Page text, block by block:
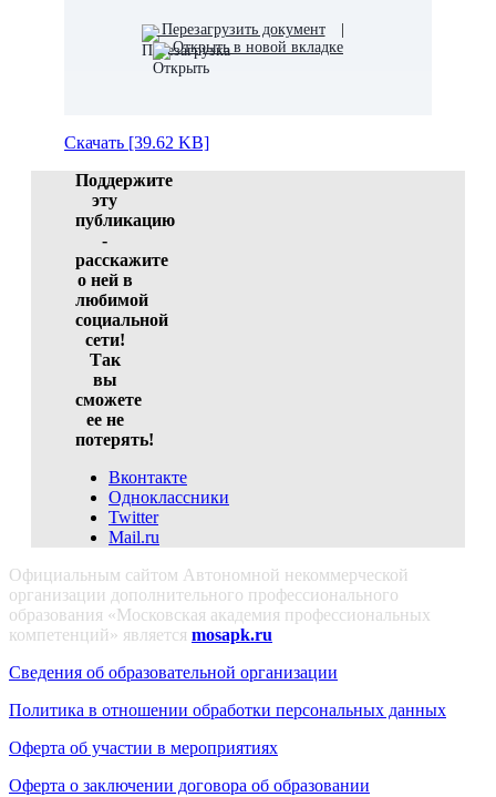
Перезагрузить документ
Открыть в новой вкладке
Скачать [39.62 KB]
Поддержите
эту
публикацию
-
расскажите
о ней в
любимой
социальной
сети!
Так
вы
сможете
ее не
потерять!
Вконтакте
Одноклассники
Twitter
Mail.ru
Официальным сайтом Автономной некоммерческой
организации дополнительного профессионального
образования «Московская академия профессиональных
компетенций» является mosapk.ru
Сведения об образовательной организации
Политика в отношении обработки персональных данных
Оферта об участии в мероприятиях
Оферта о заключении договора об образовании